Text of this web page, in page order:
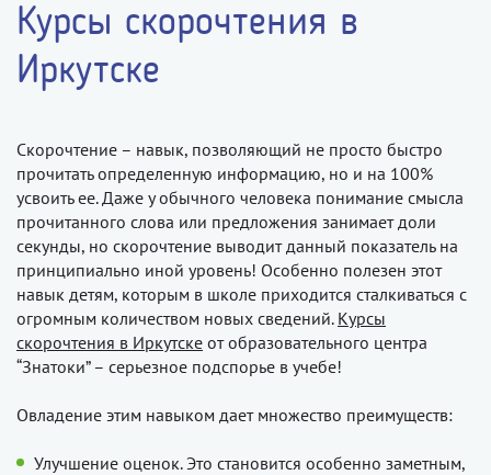
Курсы скорочтения в
Иркутске
Скорочтение – навык, позволяющий не просто быстро
прочитать определенную информацию, но и на 100%
усвоить ее. Даже у обычного человека понимание смысла
прочитанного слова или предложения занимает доли
секунды, но скорочтение выводит данный показатель на
принципиально иной уровень! Особенно полезен этот
навык детям, которым в школе приходится сталкиваться с
огромным количеством новых сведений. Курсы
скорочтения в Иркутске от образовательного центра
“Знатоки” – серьезное подспорье в учебе!
Овладение этим навыком дает множество преимуществ:
Улучшение оценок. Это становится особенно заметным,